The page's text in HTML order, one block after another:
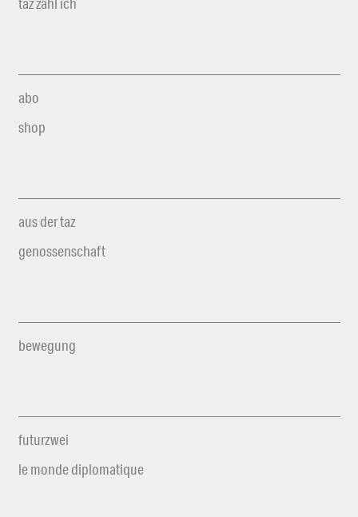
abo
shop
aus der taz
genossenschaft
bewegung
futurzwei
le monde diplomatique